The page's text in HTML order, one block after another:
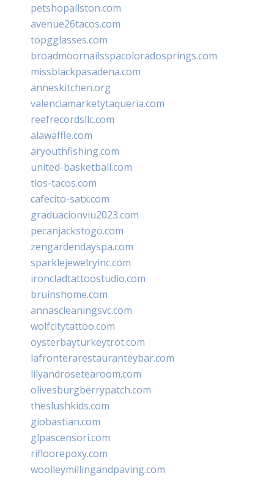
petshopallston.com
avenue26tacos.com
topgglasses.com
broadmoornailsspacoloradosprings.com
missblackpasadena.com
anneskitchen.org
valenciamarketytaqueria.com
reefrecordsllc.com
alawaffle.com
aryouthfishing.com
united-basketball.com
tios-tacos.com
cafecito-satx.com
graduacionviu2023.com
pecanjackstogo.com
zengardendayspa.com
sparklejewelryinc.com
ironcladtattoostudio.com
bruinshome.com
annascleaningsvc.com
wolfcitytattoo.com
oysterbayturkeytrot.com
lafronterarestauranteybar.com
lilyandrosetearoom.com
olivesburgberrypatch.com
theslushkids.com
giobastian.com
glpascensori.com
rifloorepoxy.com
woolleymillingandpaving.com